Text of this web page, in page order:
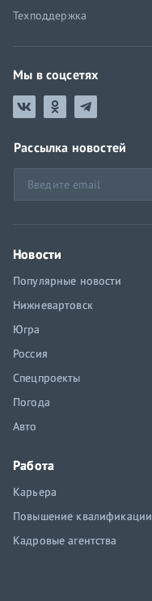
Техподдержка
Мы в соцсетях
Рассылка новостей
Новости
Популярные новости
Нижневартовск
Югра
Россия
Спецпроекты
Погода
Авто
Работа
Карьера
Повышение квалификации
Кадровые агентства